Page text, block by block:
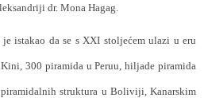
dr. Mona Hagag.
je istakao da se s XXI stoljećem ulazi u eru
300 piramida u Peruu, hiljade piramida
struktura u Boliviji, Kanarskim